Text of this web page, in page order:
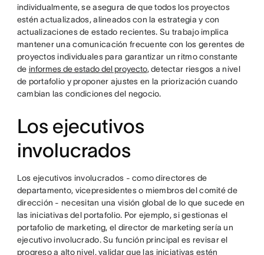
individualmente, se asegura de que todos los proyectos
estén actualizados, alineados con la estrategia y con
actualizaciones de estado recientes. Su trabajo implica
mantener una comunicación frecuente con los gerentes de
proyectos individuales para garantizar un ritmo constante
de informes de estado del proyecto, detectar riesgos a nivel
de portafolio y proponer ajustes en la priorización cuando
cambian las condiciones del negocio.
Los ejecutivos
involucrados
Los ejecutivos involucrados - como directores de
departamento, vicepresidentes o miembros del comité de
dirección - necesitan una visión global de lo que sucede en
las iniciativas del portafolio. Por ejemplo, si gestionas el
portafolio de marketing, el director de marketing sería un
ejecutivo involucrado. Su función principal es revisar el
progreso a alto nivel, validar que las iniciativas estén